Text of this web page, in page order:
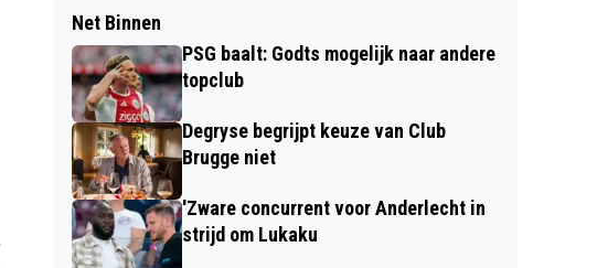
Net Binnen
PSG baalt: Godts mogelijk naar andere
topclub
Degryse begrijpt keuze van Club
Brugge niet
'Zware concurrent voor Anderlecht in
strijd om Lukaku